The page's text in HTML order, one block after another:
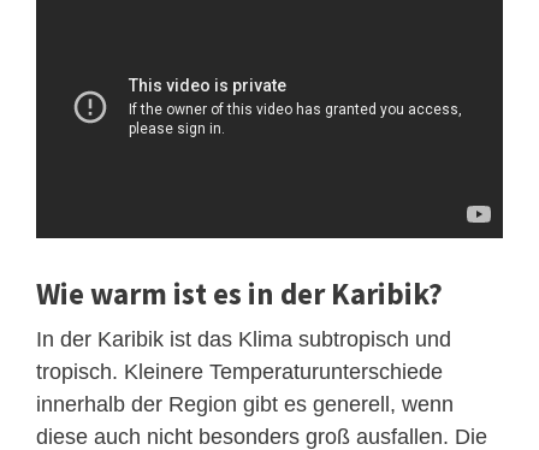
Wie warm ist es in der Karibik?
In der Karibik ist das Klima subtropisch und
tropisch. Kleinere Temperaturunterschiede
innerhalb der Region gibt es generell, wenn
diese auch nicht besonders groß ausfallen. Die